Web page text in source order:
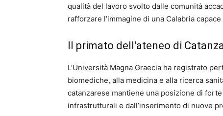
qualità del lavoro svolto dalle comunità
rafforzare l’immagine di una Calabria
Il primato dell’ateneo di
L’Università Magna Graecia ha registrato
biomediche, alla medicina e alla ricerca
catanzarese mantiene una posizione di
infrastrutturali e dall’inserimento di nuove